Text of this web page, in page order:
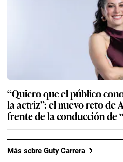
“Quiero que el público
la actriz”: el nuevo reto de
frente de la conducción de
Más sobre Guty Carrera